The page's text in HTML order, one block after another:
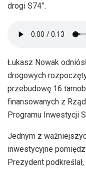
drogi S74”.
Łukasz Nowak
drogowych
przebudowę 16
finansowanych z
Programu Inwestycji
Jednym z
inwestycyjne
Prezydent